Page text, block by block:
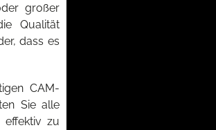
großer
Qualität
dass es
CAM-
Sie alle
effektiv zu